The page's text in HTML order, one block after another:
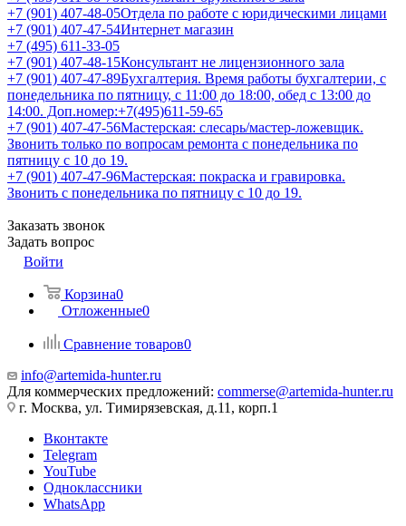
+7 (901) 407-48-05Отдела по работе с юридическими лицами
+7 (901) 407-47-54Интернет магазин
+7 (495) 611-33-05
+7 (901) 407-48-15Консультант не лицензионного зала
+7 (901) 407-47-89Бухгалтерия. Время работы бухгалтерии, с
понедельника по пятницу, с 11:00 до 18:00, обед с 13:00 до
14:00. Доп.номер:+7(495)611-59-65
+7 (901) 407-47-56Мастерская: слесарь/мастер-ложевщик.
Звонить только по вопросам ремонта с понедельника по
пятницу с 10 до 19.
+7 (901) 407-47-96Мастерская: покраска и гравировка.
Звонить с понедельника по пятницу с 10 до 19.
Заказать звонок
Задать вопрос
Войти
Корзина0
Отложенные0
Сравнение товаров0
info@artemida-hunter.ru
Для коммерческих предложений: commerse@artemida-hunter.ru
г. Москва, ул. Тимирязевская, д.11, корп.1
Вконтакте
Telegram
YouTube
Одноклассники
WhatsApp